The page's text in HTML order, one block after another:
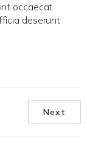
occaecat
deserunt
Next